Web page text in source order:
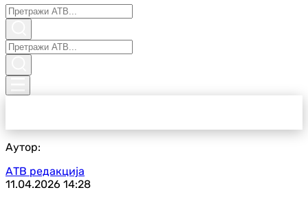
Аутор:
АТВ редакција
11.04.2026 14:28